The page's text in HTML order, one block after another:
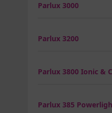
Parlux 3000
Parlux 3200
Parlux 3800 Ionic &
Parlux 385